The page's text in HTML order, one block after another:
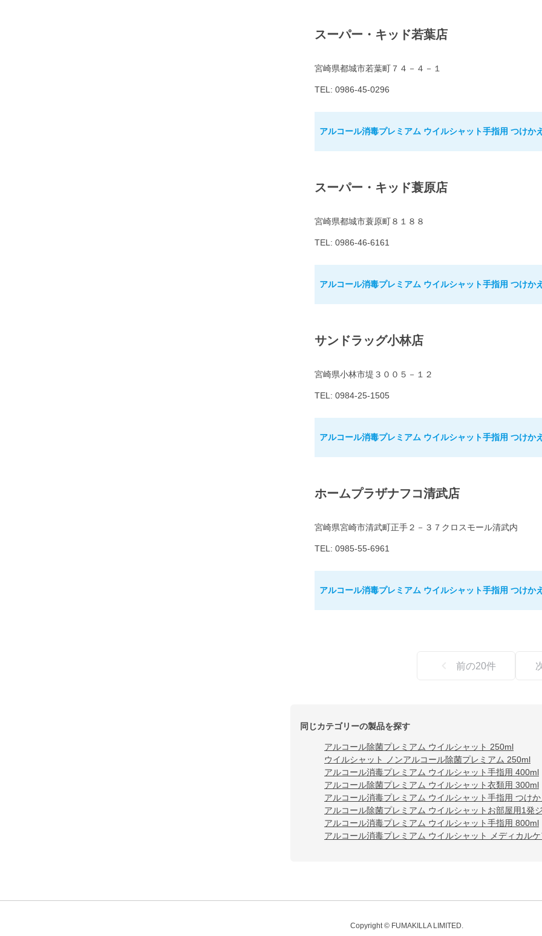
スーパー・キッド若葉店
宮崎県都城市若葉町７４－４－１
TEL: 0986-45-0296
アルコール消毒プレミアム ウイルシャット手指用 つけか
スーパー・キッド蓑原店
宮崎県都城市蓑原町８１８８
TEL: 0986-46-6161
アルコール消毒プレミアム ウイルシャット手指用 つけか
サンドラッグ小林店
宮崎県小林市堤３００５－１２
TEL: 0984-25-1505
アルコール消毒プレミアム ウイルシャット手指用 つけか
ホームプラザナフコ清武店
宮崎県宮崎市清武町正手２－３７クロスモール清武内
TEL: 0985-55-6961
アルコール消毒プレミアム ウイルシャット手指用 つけか
前の20件
同じカテゴリーの製品を探す
アルコール除菌プレミアム ウイルシャット 250ml
ウイルシャット ノンアルコール除菌プレミアム 250ml
アルコール消毒プレミアム ウイルシャット手指用 400ml
アルコール除菌プレミアム ウイルシャット衣類用 300ml
アルコール消毒プレミアム ウイルシャット手指用 つけ
アルコール除菌プレミアム ウイルシャットお部屋用1発
アルコール消毒プレミアム ウイルシャット手指用 800ml
アルコール消毒プレミアム ウイルシャット メディカルケ
Copyright © FUMAKILLA LIMITED.